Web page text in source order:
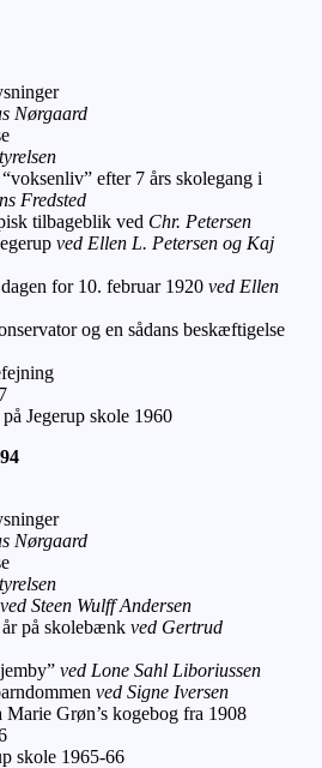
Nørgaard
efter 7 års skolegang i
Fredsted
tilbageblik ved Chr. Petersen
ved Ellen L. Petersen og Kaj
for 10. februar 1920ved Ellen
og en sådans beskæftigelse
Jegerup skole 1960
Nørgaard
ved Steen Wulff Andersen
på skolebænkved Gertrud
ved Lone Sahl Liboriussen
ved Signe Iversen
Marie Grøn’s kogebog fra 1908
skole 1965-66